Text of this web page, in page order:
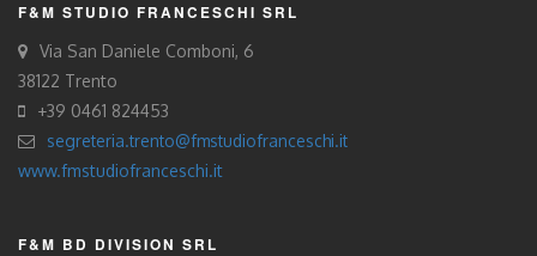
F&M STUDIO FRANCESCHI SRL
Via San Daniele Comboni, 6
38122 Trento
+39 0461 824453
segreteria.trento@fmstudiofranceschi.it
www.fmstudiofranceschi.it
F&M BD DIVISION SRL